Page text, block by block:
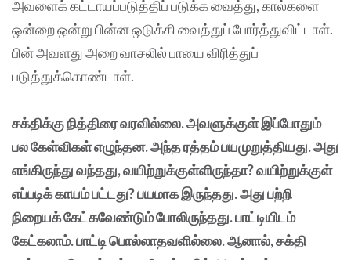
அவளைக் கட்டாயப்படுத்திப் படுக்க வைத்து, கால்களை
ஒன்றை ஒன்று பின்ன ஒடுக்கி வைத்துப் போர்த்துவிட்டாள்.
பின் அவளது அறை வாசலில் பாயை விரித்துப்
படுத்துக்கொண்டாள்.
சக்திக்கு நித்திரை வரவில்லை. அவளுக்குள் இப்போதும்
பல கேள்விகள் எழுந்தன. அந்த ரத்தம் பயமுறுத்தியது. அது
எங்கிருந்து வந்தது, வயிற்றுக்குள்ளிருந்தா? வயிற்றுக்குள்
எப்படிக் காயம் பட்டது? பயமாக இருந்தது. அது பற்றி
நிறையக் கேட்கவேண்டும் போலிருந்தது. பாட்டியிடம்
கேட்கலாம். பாட்டி பொல்லாதவளில்லை. ஆனால், சக்தி